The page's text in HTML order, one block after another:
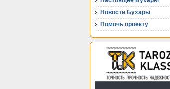
Новости Бухары
Помочь проекту